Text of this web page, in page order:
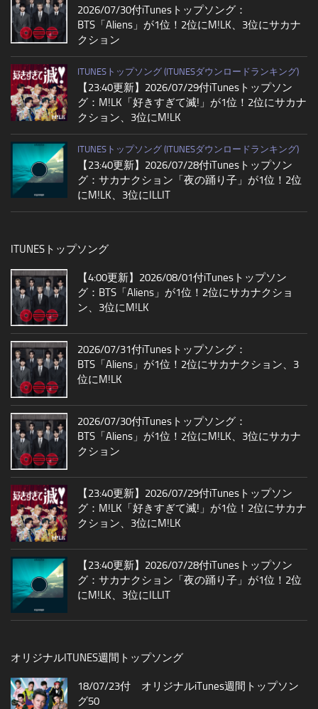
2026/07/30付iTunesトップソング：
BTS「Aliens」が1位！2位にM!LK、3位にサカナ
クション
ITUNESトップソング (ITUNESダウンロードランキング)
【23:40更新】2026/07/29付iTunesトップソン
グ：M!LK「好きすぎて滅!」が1位！2位にサカナ
クション、3位にM!LK
ITUNESトップソング (ITUNESダウンロードランキング)
【23:40更新】2026/07/28付iTunesトップソン
グ：サカナクション「夜の踊り子」が1位！2位
にM!LK、3位にILLIT
ITUNESトップソング
【4:00更新】2026/08/01付iTunesトップソン
グ：BTS「Aliens」が1位！2位にサカナクショ
ン、3位にM!LK
2026/07/31付iTunesトップソング：
BTS「Aliens」が1位！2位にサカナクション、3
位にM!LK
2026/07/30付iTunesトップソング：
BTS「Aliens」が1位！2位にM!LK、3位にサカナ
クション
【23:40更新】2026/07/29付iTunesトップソン
グ：M!LK「好きすぎて滅!」が1位！2位にサカナ
クション、3位にM!LK
【23:40更新】2026/07/28付iTunesトップソン
グ：サカナクション「夜の踊り子」が1位！2位
にM!LK、3位にILLIT
オリジナルITUNES週間トップソング
18/07/23付 オリジナルiTunes週間トップソン
グ50